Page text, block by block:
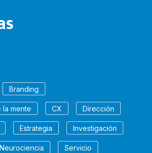
Branding
la mente CX Dirección
Estrategia Investigación
Neurociencia Servicio